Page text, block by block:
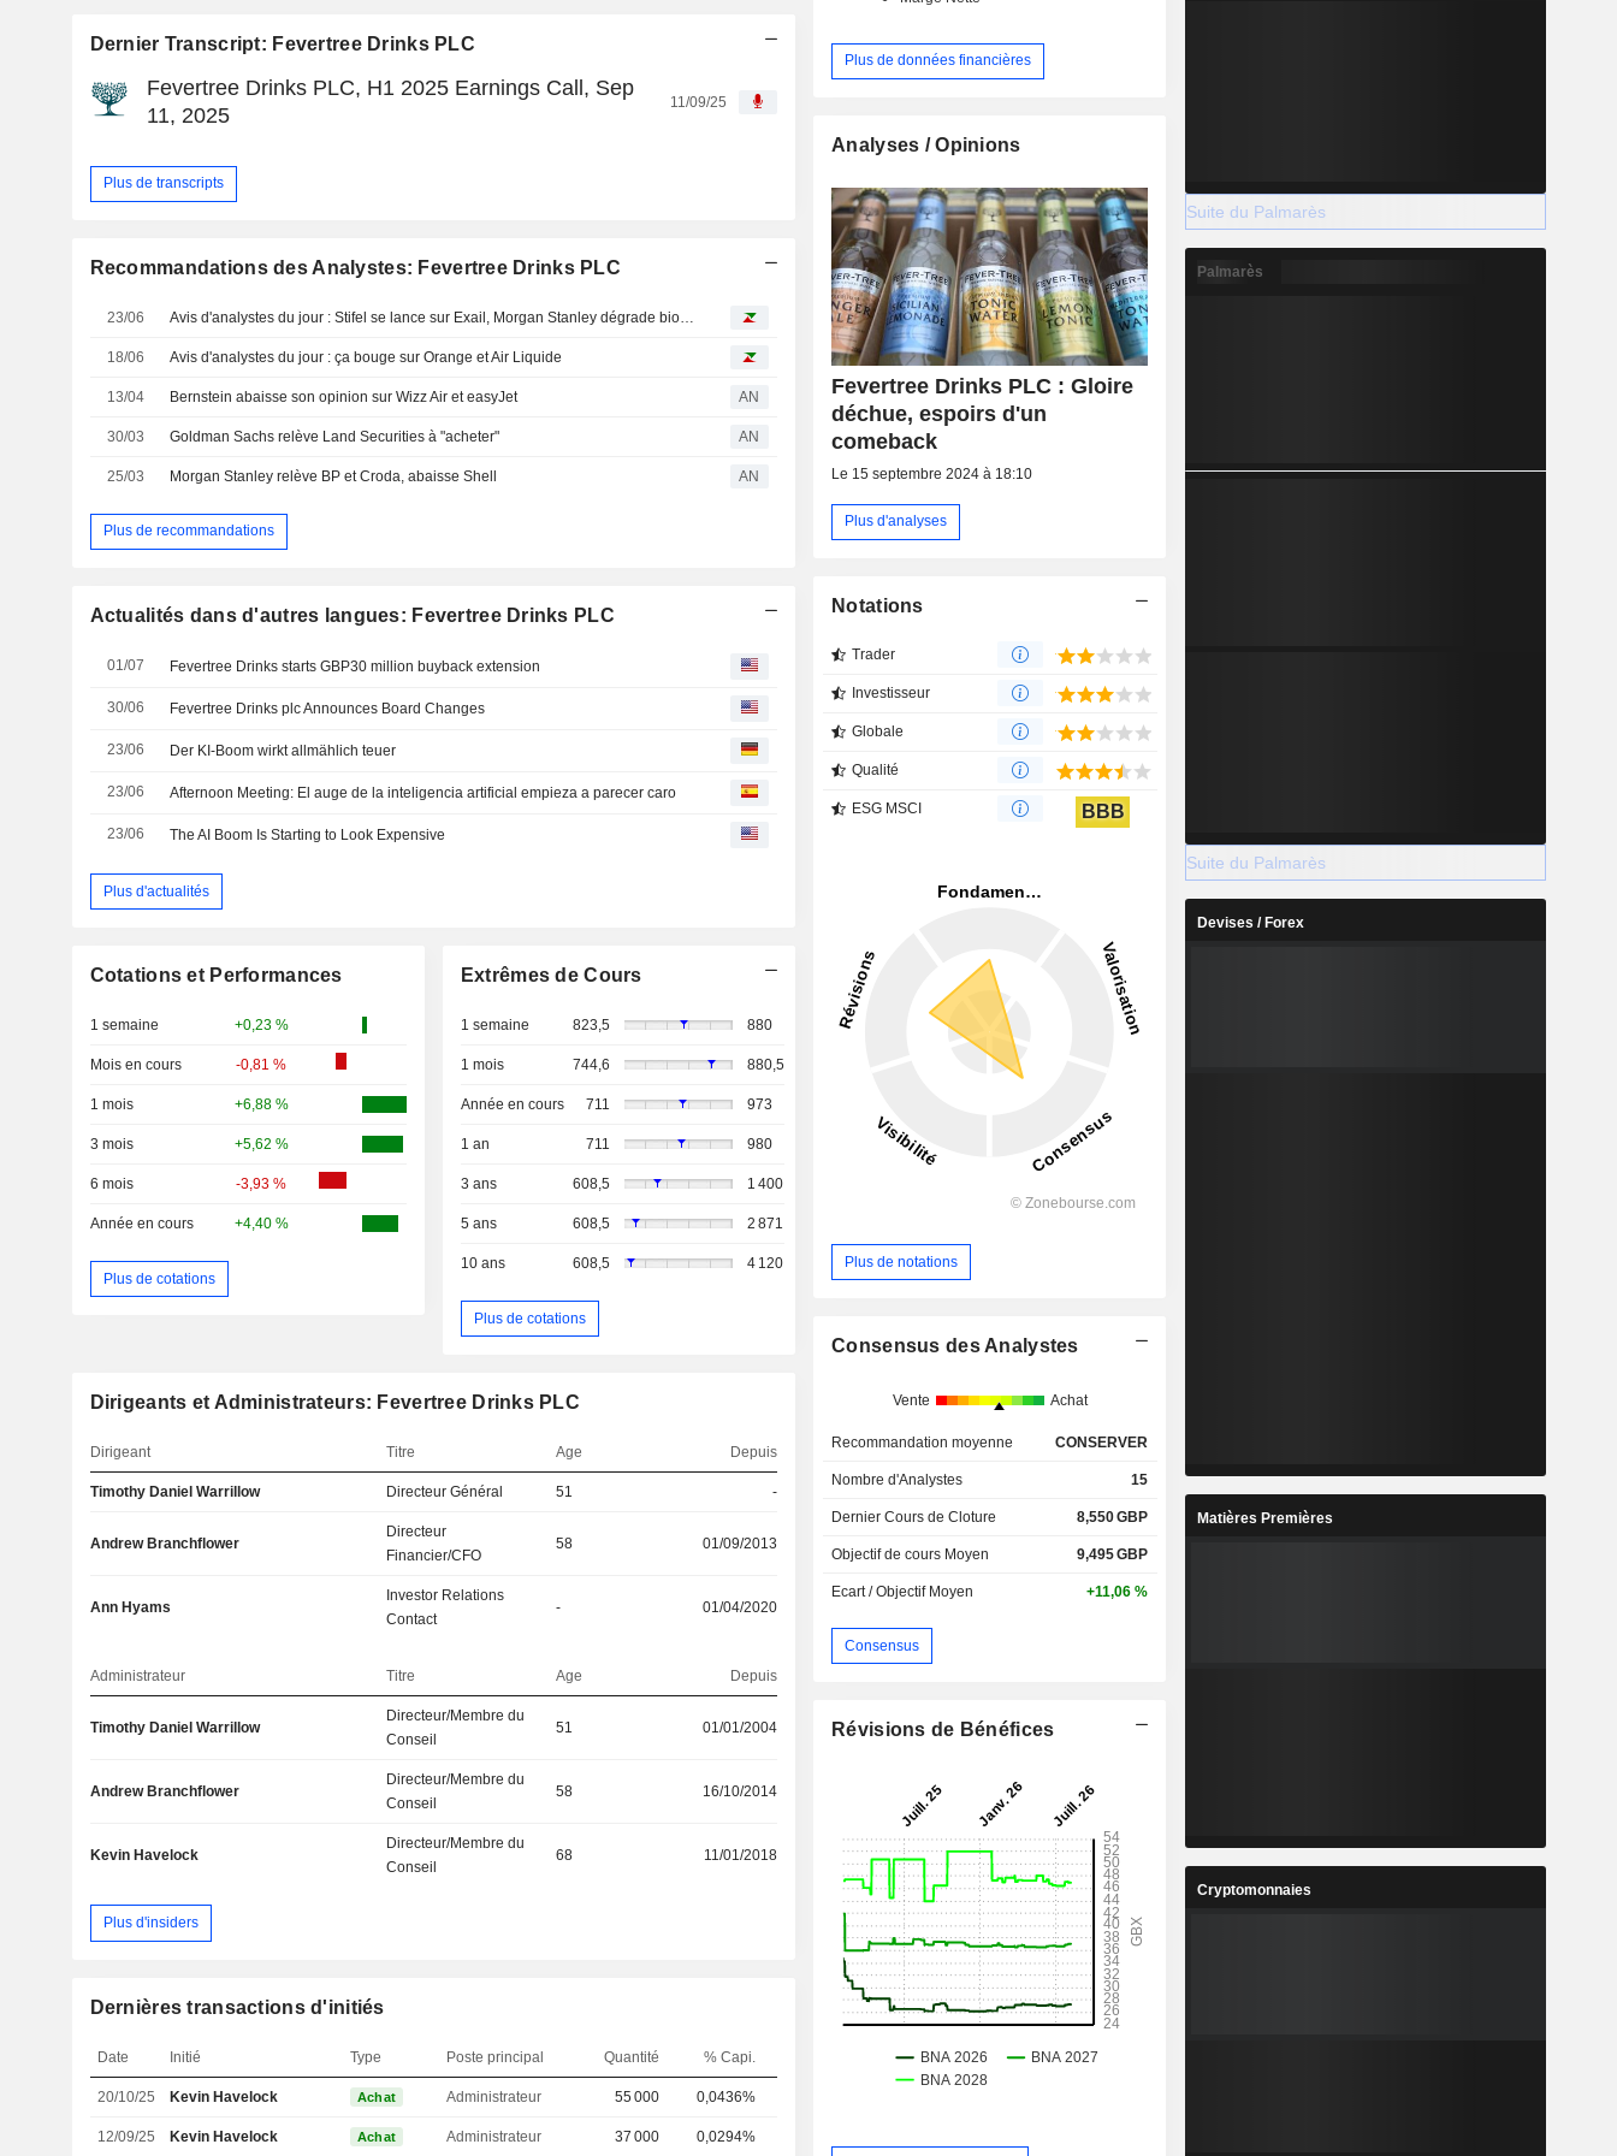
Dernier Transcript: Fevertree Drinks PLC
Fevertree Drinks PLC, H1 2025 Earnings Call, Sep
11, 2025
11/09/25
Plus de transcripts
Recommandations des Analystes: Fevertree Drinks PLC
23/06
18/06 Avis d'analystes du jour : ça bouge sur Orange et Air Liquide
13/04 Bernstein abaisse son opinion sur Wizz Air et easyJet AN
30/03 Goldman Sachs relève Land Securities à "acheter" AN
25/03 Morgan Stanley relève BP et Croda, abaisse Shell AN
Plus de recommandations
Actualités dans d'autres langues: Fevertree Drinks PLC
01/07 Fevertree Drinks starts GBP30 million buyback extension
30/06 Fevertree Drinks plc Announces Board Changes
23/06 Der KI-Boom wirkt allmählich teuer
23/06 Afternoon Meeting: El auge de la inteligencia artificial empieza a parecer caro
23/06 The AI Boom Is Starting to Look Expensive
Plus d'actualités
Cotations et Performances
1 semaine +0,23 %
Mois en cours -0,81 %
1 mois +6,88 %
3 mois +5,62 %
6 mois -3,93 %
Année en cours +4,40 %
Plus de cotations
Extrêmes de Cours
1 semaine 823,5 880
1 mois 744,6 880,5
Année en cours 711 973
1 an 711 980
3 ans 608,5 1 400
5 ans 608,5 2 871
10 ans 608,5 4 120
Plus de cotations
Dirigeants et Administrateurs: Fevertree Drinks PLC
Dirigeant Titre Age Depuis
Timothy Daniel Warrillow Directeur Général 51 -
Andrew Branchflower
Directeur
Financier/CFO
58 01/09/2013
Ann Hyams
Investor Relations
Contact
- 01/04/2020
Administrateur Titre Age Depuis
Timothy Daniel Warrillow
Directeur/Membre du
Conseil
51 01/01/2004
Andrew Branchflower
Directeur/Membre du
Conseil
58 16/10/2014
Kevin Havelock
Directeur/Membre du
Conseil
68 11/01/2018
Plus d'insiders
Dernières transactions d'initiés
Date Initié Type Poste principal Quantité % Capi.
20/10/25 Kevin Havelock Achat Administrateur 55 000 0,0436%
12/09/25 Kevin Havelock Achat Administrateur 37 000 0,0294%
Plus de données financières
Analyses / Opinions
Fevertree Drinks PLC : Gloire
déchue, espoirs d'un
comeback
Le 15 septembre 2024 à 18:10
Plus d'analyses
Notations
Trader
Investisseur
Globale
Qualité
ESG MSCI BBB
Plus de notations
Consensus des Analystes
Vente Achat
Recommandation moyenne CONSERVER
Nombre d'Analystes 15
Dernier Cours de Cloture 8,550GBP
Objectif de cours Moyen 9,495GBP
Ecart / Objectif Moyen +11,06 %
Consensus
Révisions de Bénéfices
Suite du Palmarès
Palmarès
Suite du Palmarès
Devises / Forex
Matières Premières
Cryptomonnaies